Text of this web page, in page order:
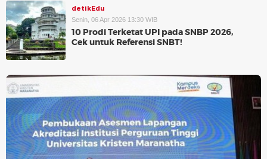
detikEdu
Senin, 06 Apr 2026 13:30 WIB
10 Prodi Terketat UPI pada SNBP 2026,
Cek untuk Referensi SNBT!